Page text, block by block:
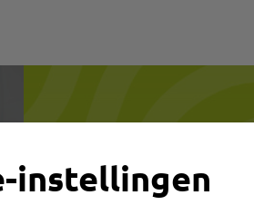
Slang
instellingen